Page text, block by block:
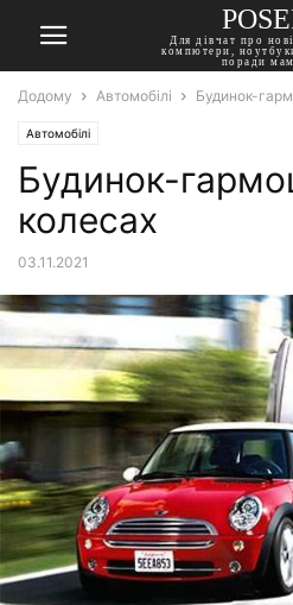
Для дівчат про
компютери,
поради
Додому Автомобілі Будинок-
Автомобілі
Будинок-
колесах
03.11.2021